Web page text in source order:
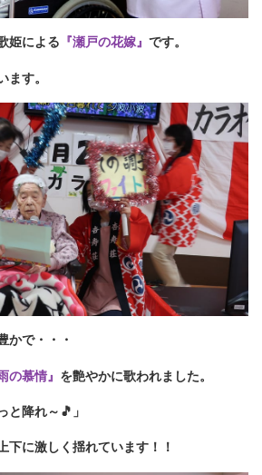
姫による 『瀬戸の花嫁』 です。
ます。
かで・・・
の慕情』 を艶やかに歌われました。
と降れ～🎵」
下に激しく揺れています！！